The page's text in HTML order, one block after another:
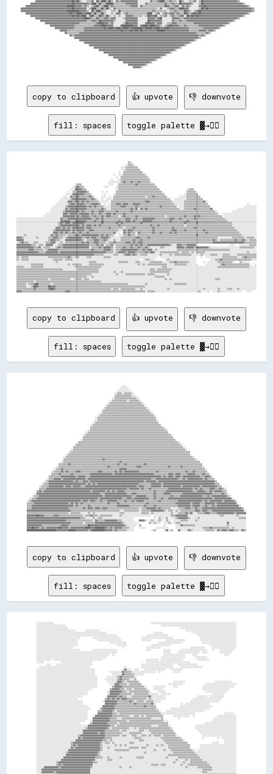
copy to clipboard 👍 upvote 👎 downvote
fill: spaces toggle palette ▓→✊🏽
copy to clipboard 👍 upvote 👎 downvote
fill: spaces toggle palette ▓→✊🏽
copy to clipboard 👍 upvote 👎 downvote
fill: spaces toggle palette ▓→✊🏽